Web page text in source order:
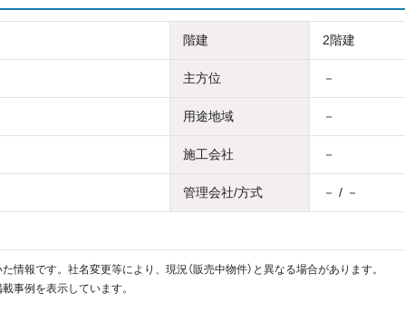
階建 2階建
主方位 －
用途地域 －
施工会社 －
管理会社/方式 － / －
情報です。社名変更等により、現況（販売中物件）と異なる場合があります。
事例を表示しています。